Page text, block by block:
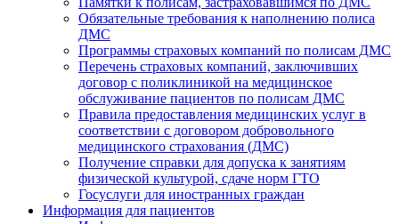
Обязательные требования к наполнению полиса
ДМС
Программы страховых компаний по полисам ДМС
Перечень страховых компаний, заключивших
договор с поликлиникой на медицинское
обслуживание пациентов по полисам ДМС
Правила предоставления медицинских услуг в
соответствии с договором добровольного
медицинского страхования (ДМС)
Получение справки для допуска к занятиям
физической культурой, сдаче норм ГТО
Госуслуги для иностранных граждан
Информация для пациентов